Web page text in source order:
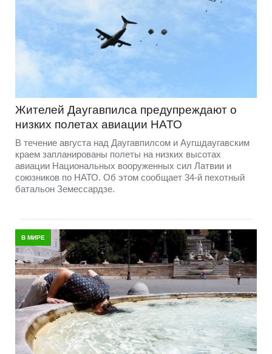
Жителей Даугавпилса предупреждают о
низких полетах авиации НАТО
В течение августа над Даугавпилсом и Аугшдаугавским
краем запланированы полеты на низких высотах
авиации Национальных вооруженных сил Латвии и
союзников по НАТО. Об этом сообщает 34-й пехотный
батальон Земессардзе.
В МИРЕ